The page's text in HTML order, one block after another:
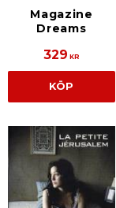
Magazine
Dreams
329 KR
KÖP